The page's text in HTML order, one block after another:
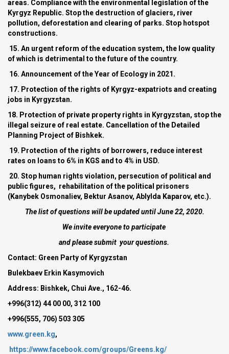
areas. Compliance with the environmental legislation of the
Kyrgyz Republic. Stop the destruction of glaciers, river
pollution, deforestation and clearing of parks. Stop hotspot
constructions.
15. An urgent reform of the education system, the low quality
of which is detrimental to the future of the country.
16. Announcement of the Year of Ecology in 2021.
17. Protection of the rights of Kyrgyz-expatriots and creating
jobs in Kyrgyzstan.
18. Protection of private property rights in Kyrgyzstan, stop the
illegal seizure of real estate. Cancellation of the Detailed
Planning Project of Bishkek.
19. Protection of the rights of borrowers, reduce interest
rates on loans to 6% in KGS and to 4% in USD.
20. Stop human rights violation, persecution of political and
public figures, rehabilitation of the political prisoners
(Kanybek Osmonaliev, Bektur Asanov, Ablylda Kaparov, etc.).
The list of questions will be updated until June 22, 2020.
We invite everyone to participate
and please submit your questions.
Contact: Green Party of Kyrgyzstan
Bulekbaev Erkin Kasymovich
Address: Bishkek, Chui Ave., 162-46.
+996(312) 44 00 00, 312 100
+996(555, 706) 503 305
www.green.kg,
https://www.facebook.com/groups/Greens.kg/